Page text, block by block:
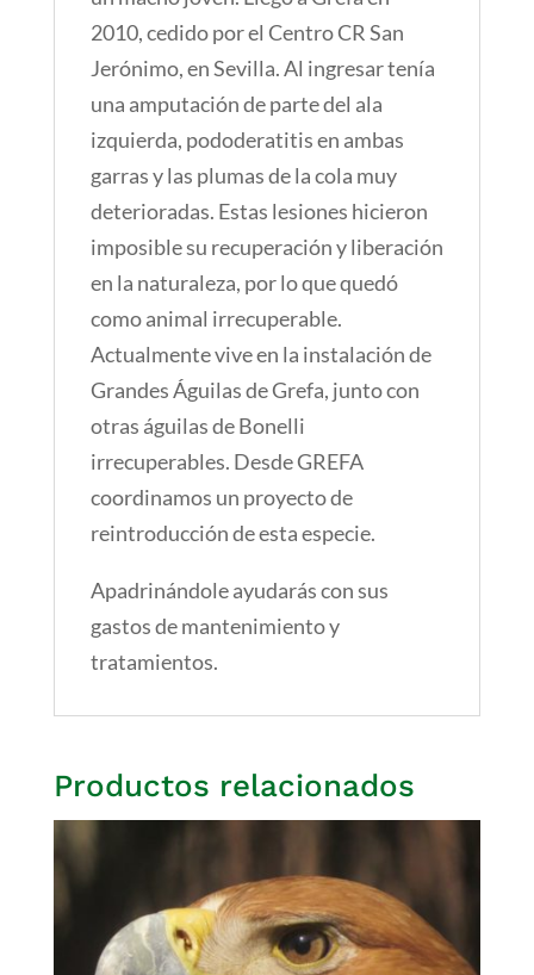
2010, cedido por el Centro CR San
Jerónimo, en Sevilla. Al ingresar tenía
una amputación de parte del ala
izquierda, pododeratitis en ambas
garras y las plumas de la cola muy
deterioradas. Estas lesiones hicieron
imposible su recuperación y liberación
en la naturaleza, por lo que quedó
como animal irrecuperable.
Actualmente vive en la instalación de
Grandes Águilas de Grefa, junto con
otras águilas de Bonelli
irrecuperables. Desde GREFA
coordinamos un proyecto de
reintroducción de esta especie.
Apadrinándole ayudarás con sus
gastos de mantenimiento y
tratamientos.
Productos relacionados